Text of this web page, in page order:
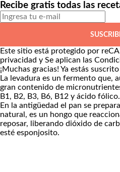
Recibe gratis todas las
Este sitio está protegido por
privacidad y Se aplican las
¡Muchas gracias! Ya estás
La levadura es un fermento que,
gran contenido de
B1, B2, B3, B6, B12 y ácido fólico.
En la antigüedad el pan se
natural, es un hongo que
reposar, liberando dióxido de
esté esponjosito.